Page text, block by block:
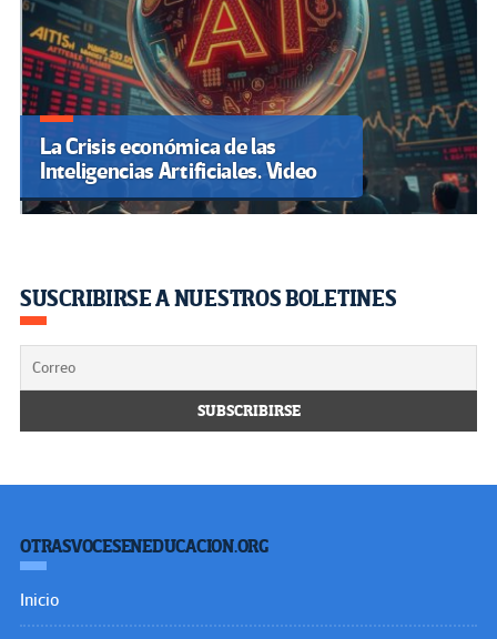
La Crisis económica de las
Inteligencias Artificiales. Video
SUSCRIBIRSE A NUESTROS BOLETINES
OTRASVOCESENEDUCACION.ORG
Inicio